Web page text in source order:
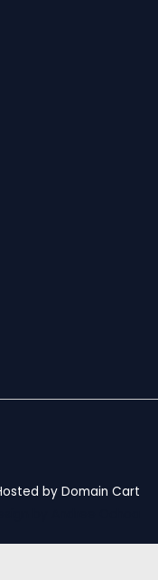
by Domain Cart